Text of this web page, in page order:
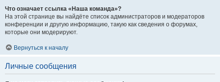
Что означает ссылка «Наша команда»?
На этой странице вы найдёте список администраторов и модераторов
конференции и другую информацию, такую как сведения о форумах,
которые они модерируют.
Вернуться к началу
Личные сообщения